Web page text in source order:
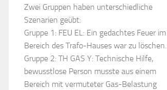
Zwei Gruppen haben unterschiedliche
Szenarien geübt:
Gruppe 1: FEU EL: Ein gedachtes Feuer im
Bereich des Trafo-Hauses war zu löschen.
Gruppe 2: TH GAS Y: Technische Hilfe,
bewusstlose Person musste aus einem
Bereich mit vermuteter Gas-Belastung